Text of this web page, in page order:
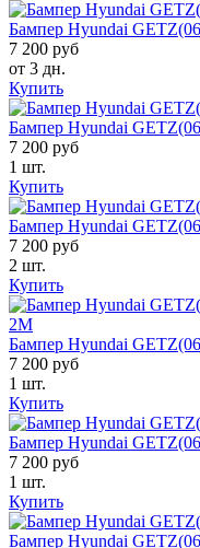
Бампер Hyundai
7 200 руб
от 3 дн.
Купить
Бампер Hyundai
7 200 руб
1 шт.
Купить
Бампер Hyundai
7 200 руб
2 шт.
Купить
Бампер Hyundai
7 200 руб
1 шт.
Купить
Бампер Hyundai
7 200 руб
1 шт.
Купить
Бампер Hyundai